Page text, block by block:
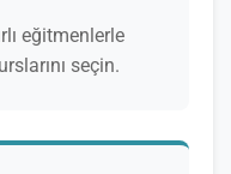
eğitmenlerle
seçin.